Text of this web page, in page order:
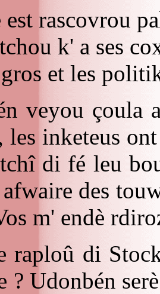
rascovrou
k' a ses
et les
veyou çoula
les inketeus
di fé leu
des
m' endè
raploû di
? Udonbén